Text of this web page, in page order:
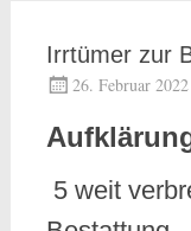
Irrtümer zur
26. Februar 2022
5 weit